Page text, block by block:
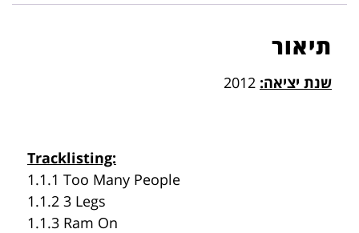
תיאור
שנת יציאה:
Tracklisting:
1.1.1 Too Many People
1.1.2 3 Legs
1.1.3 Ram On